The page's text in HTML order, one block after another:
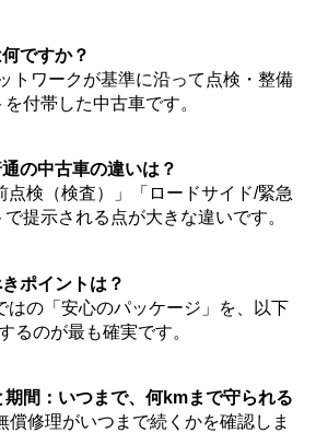
ですか？
トワークが基準に沿って点検・整備
付帯した中古車です。
の中古車の違いは？
点検（検査）」「ロードサイド/緊急
提示される点が大きな違いです。
ポイントは？
はの「安心のパッケージ」を、以下
るのが最も確実です。
期間：いつまで、何kmまで守られる
償修理がいつまで続くかを確認しま